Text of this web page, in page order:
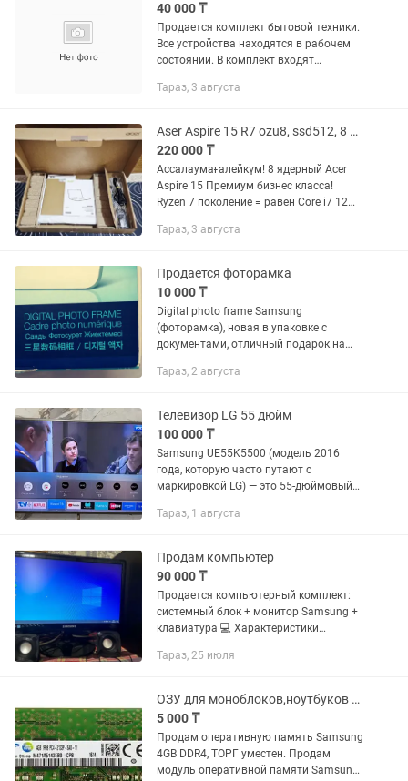
40 000 ₸
Продается комплект бытовой техники.
Все устройства находятся в рабочем
состоянии. В комплект входят
подключения. Состав лота: ЭЛТ-
Samsung (4...
Тараз, 3 августа
Aser Aspire 15 R7 ozu8, ssd512, 8 ядерный!
220 000 ₸
Ассалаумағалейкүм! 8 ядерный Aсer
Aspire 15 Премиум бизнес класса!
Ryzen 7 поколение = равен Core i7 12
новом состояний 10/10 Ёмкость АКБ
Тараз, 3 августа
Продается фоторамка
10 000 ₸
Digital photo frame Samsung
(фоторамка), новая в упаковке с
документами, отличный подарок на
фотографиях.
Тараз, 2 августа
Телевизор LG 55 дюйм
100 000 ₸
Samsung UE55K5500 (модель 2016
года, которую часто путают с
маркировкой LG) — это 55-дюймовый
HD (1920 times 1080), подсветкой Edge
Тараз, 1 августа
Продам компьютер
90 000 ₸
Продается компьютерный комплект:
системный блок + монитор Samsung +
клавиатура 💻 Характеристики
Core i3-3240 (4 потока, 3.40 GHz) •
Тараз, 25 июля
ОЗУ для моноблоков,ноутбуков на 4Gb
5 000 ₸
Продам оперативную память Samsung
4GB DDR4, ТОРГ уместен. Продам
модуль оперативной памяти Samsung